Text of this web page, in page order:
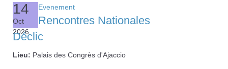
14
Oct
2026
Evenement
Rencontres Nationales
Déclic
Lieu: Palais des Congrès d'Ajaccio